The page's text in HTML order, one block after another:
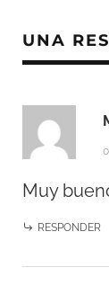
UNA
Muy
RESPONDER